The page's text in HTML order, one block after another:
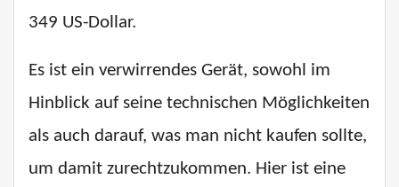
349 US-Dollar.
Es ist ein verwirrendes Gerät, sowohl im
Hinblick auf seine technischen Möglichkeiten
als auch darauf, was man nicht kaufen sollte,
um damit zurechtzukommen. Hier ist eine